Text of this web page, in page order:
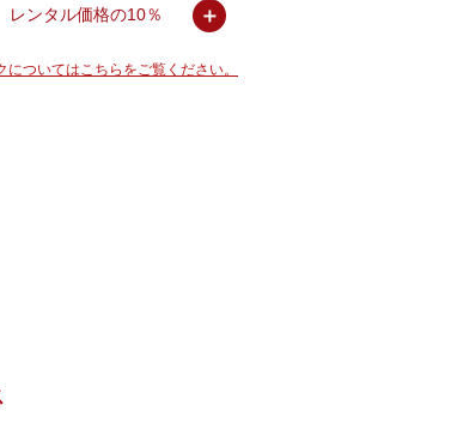
レンタル価格の10％ ＋
についてはこちらをご覧ください。